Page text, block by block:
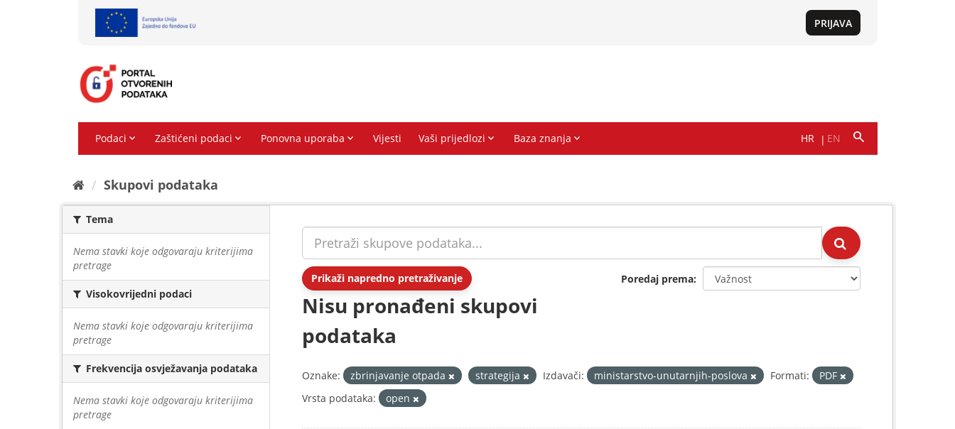
Skupovi podаtаkа
Tema
Nema stavki koje odgovaraju kriterijima
pretrage
Visokovrijedni podaci
Nema stavki koje odgovaraju kriterijima
pretrage
Frekvencija osvježavanja podataka
Nema stavki koje odgovaraju kriterijima
pretrage
Prikaži napredno pretraživanje Poredaj prema
Nisu pronađeni skupovi
podataka
Oznake: zbrinjavanje otpada strategija Izdavači: ministarstvo-unutarnjih-poslova Formati:
PDF
Vrsta podataka:
open